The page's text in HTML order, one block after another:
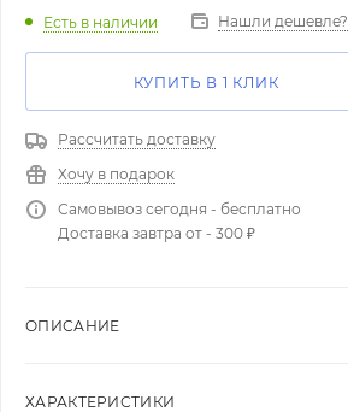
Есть в наличии Нашли дешевле?
КУПИТЬ В 1 КЛИК
Рассчитать доставку
Хочу в подарок
Самовывоз сегодня - бесплатно
Доставка завтра от - 300 ₽
ОПИСАНИЕ
ХАРАКТЕРИСТИКИ